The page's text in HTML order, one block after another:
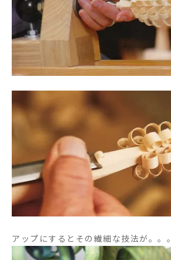
アップにするとその繊細な技法が。。。